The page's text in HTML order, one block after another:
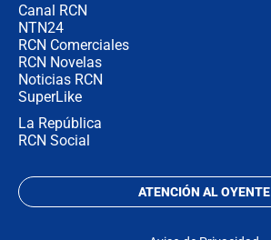
Canal RCN
NTN24
RCN Comerciales
RCN Novelas
Noticias RCN
SuperLike
La República
RCN Social
ATENCIÓN AL OYENTE